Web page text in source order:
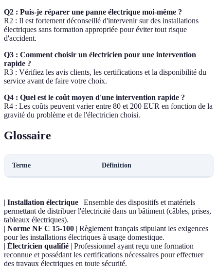
Q2 : Puis-je réparer une panne électrique moi-même ?
R2 : Il est fortement déconseillé d'intervenir sur des installations
électriques sans formation appropriée pour éviter tout risque
d'accident.
Q3 : Comment choisir un électricien pour une intervention
rapide ?
R3 : Vérifiez les avis clients, les certifications et la disponibilité du
service avant de faire votre choix.
Q4 : Quel est le coût moyen d'une intervention rapide ?
R4 : Les coûts peuvent varier entre 80 et 200 EUR en fonction de la
gravité du problème et de l'électricien choisi.
Glossaire
Terme Définition
| Installation électrique | Ensemble des dispositifs et matériels
permettant de distribuer l'électricité dans un bâtiment (câbles, prises,
tableaux électriques).
| Norme NF C 15-100 | Règlement français stipulant les exigences
pour les installations électriques à usage domestique.
| Électricien qualifié | Professionnel ayant reçu une formation
reconnue et possédant les certifications nécessaires pour effectuer
des travaux électriques en toute sécurité.